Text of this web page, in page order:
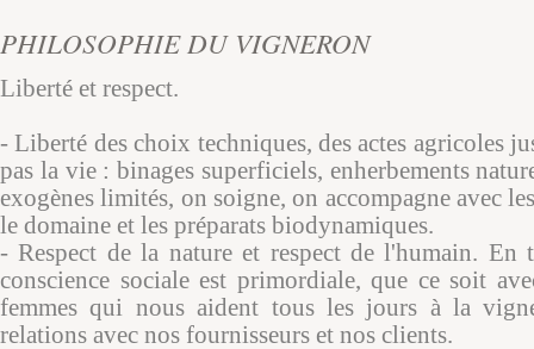
PHILOSOPHIE DU VIGNERON
Liberté et respect.
- Liberté des choix techniques, des actes agricoles
pas la vie : binages superficiels, enherbements
exogènes limités, on soigne, on accompagne avec
le domaine et les préparats biodynamiques.
- Respect de la nature et respect de l'humain. En
conscience sociale est primordiale, que ce soit
femmes qui nous aident tous les jours à la
relations avec nos fournisseurs et nos clients.